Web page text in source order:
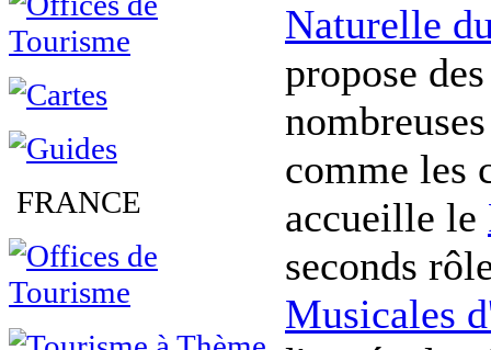
FRANCE
Naturelle
propose
comme les
accueille le
seconds
Musicales